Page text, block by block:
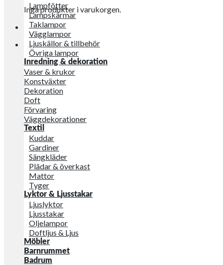
Inga produkter i varukorgen.
Lampfötter
Lampskärmar
Taklampor
Vägglampor
Ljuskällor & tillbehör
Övriga lampor
Inredning & dekoration
Vaser & krukor
Konstväxter
Dekoration
Doft
Förvaring
Väggdekorationer
Textil
Kuddar
Gardiner
Sängkläder
Plädar & överkast
Mattor
Tyger
Lyktor & Ljusstakar
Ljuslyktor
Ljusstakar
Oljelampor
Doftljus & Ljus
Möbler
Barnrummet
Badrum